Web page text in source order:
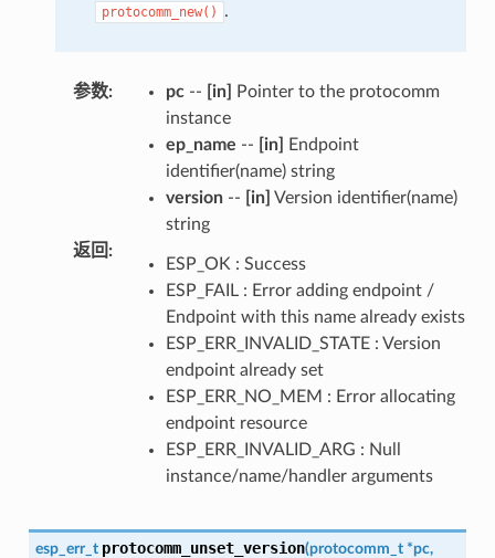
protocomm_new() .
参数: pc-- [in]
Pointer to the protocomm
instance
ep_name -- [in]
Endpoint
identifier(name) string
version-- [in] Version identifier(name)
string
返回 :
ESP_OK : Success
ESP_FAIL : Error adding endpoint /
Endpoint with this name already exists
ESP_ERR_INVALID_STATE : Version
endpoint already set
ESP_ERR_NO_MEM : Error allocating
endpoint resource
ESP_ERR_INVALID_ARG : Null
instance/name/handler arguments
esp_err_t protocomm_unset_version(protocomm_t *pc,